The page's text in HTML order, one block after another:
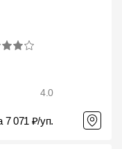
4.0
7 071 ₽/уп.